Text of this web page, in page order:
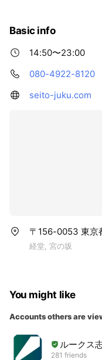
Basic info
14:50〜23:00
080-4922-8120
seito-juku.com
〒156-0053 東京
経堂, 宮の坂
You might like
Accounts others are
ルークス
281 friends